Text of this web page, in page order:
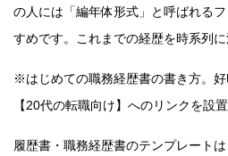
の人には「編年体形式」と呼ばれる
すめです。これまでの経歴を時系列に
※はじめての職務経歴書の書き方。
【20代の転職向け】へのリンクを設
履歴書・職務経歴書のテンプレート